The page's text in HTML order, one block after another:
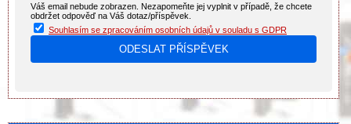
Váš email nebude zobrazen. Nezapomeňte jej vyplnit v případě, že chcete
obdržet odpověď na Váš dotaz/příspěvek.
Souhlasím se zpracováním osobních údajů v souladu s GDPR